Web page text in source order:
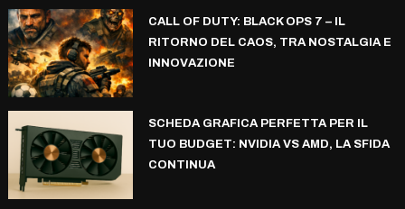
CALL OF DUTY: BLACK OPS 7 – IL
RITORNO DEL CAOS, TRA NOSTALGIA E
INNOVAZIONE
SCHEDA GRAFICA PERFETTA PER IL
TUO BUDGET: NVIDIA VS AMD, LA SFIDA
CONTINUA